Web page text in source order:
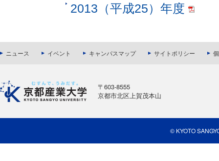
2013（平成25）年度
ニュース イベント キャンパスマップ サイトポリシー
〒603-8555
京都市北区上賀茂本山
© KYOTO